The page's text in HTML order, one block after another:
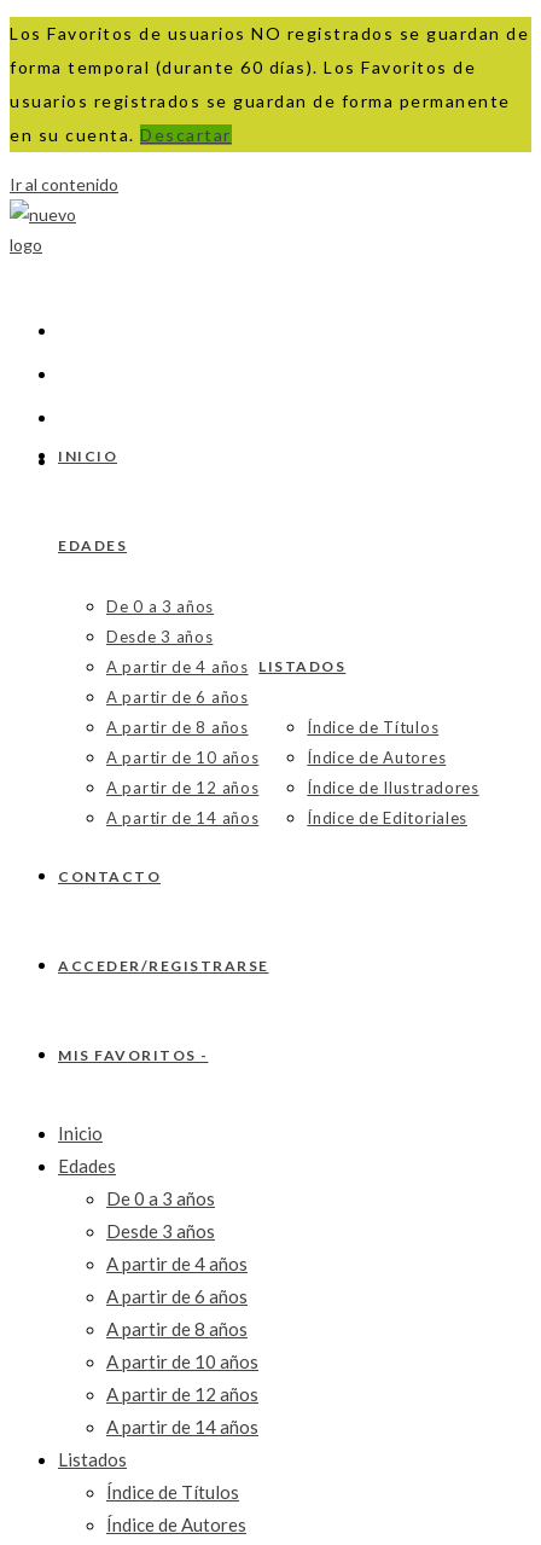
Los Favoritos de usuarios NO registrados se guardan de
forma temporal (durante 60 días). Los Favoritos de
usuarios registrados se guardan de forma permanente
en su cuenta. Descartar
Ir al contenido
INICIO
EDADES
De 0 a 3 años
Desde 3 años
A partir de 4 años
A partir de 6 años
A partir de 8 años
A partir de 10 años
A partir de 12 años
A partir de 14 años
LISTADOS
Índice de Títulos
Índice de Autores
Índice de Ilustradores
Índice de Editoriales
CONTACTO
ACCEDER/REGISTRARSE
MIS FAVORITOS -
Inicio
Edades
De 0 a 3 años
Desde 3 años
A partir de 4 años
A partir de 6 años
A partir de 8 años
A partir de 10 años
A partir de 12 años
A partir de 14 años
Listados
Índice de Títulos
Índice de Autores